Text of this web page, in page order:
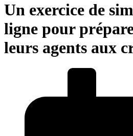
Un exercice de
ligne pour
leurs agents aux